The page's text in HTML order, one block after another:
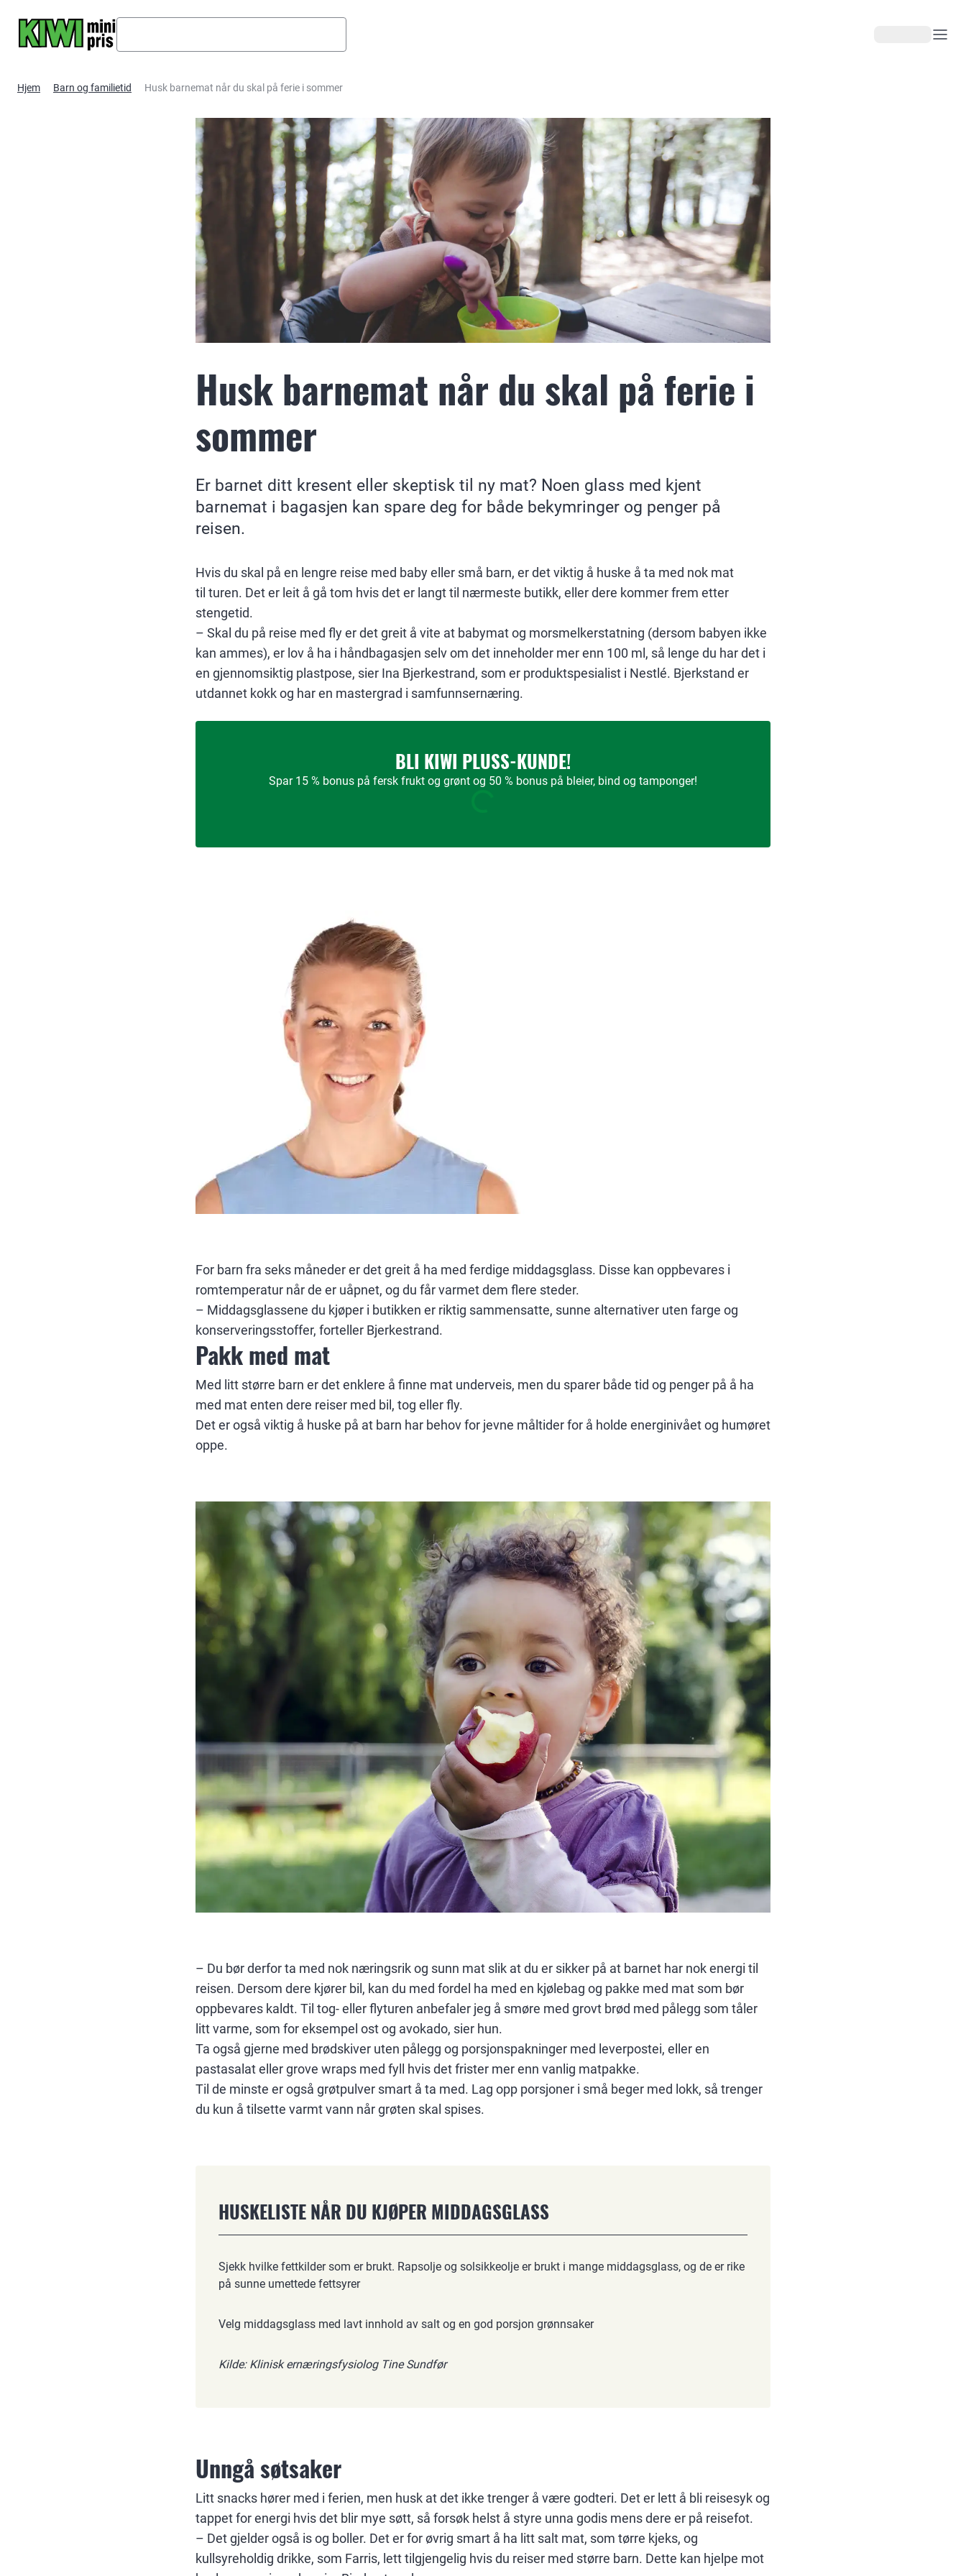
Hjem Barn og familietid Husk barnemat når du skal på ferie i sommer
Husk barnemat når du skal på ferie i
sommer
Er barnet ditt kresent eller skeptisk til ny mat? Noen glass med kjent
barnemat i bagasjen kan spare deg for både bekymringer og penger på
reisen.
Hvis du skal på en lengre reise med baby eller små barn, er det viktig å huske å ta med nok mat
til turen. Det er leit å gå tom hvis det er langt til nærmeste butikk, eller dere kommer frem etter
stengetid.
– Skal du på reise med fly er det greit å vite at babymat og morsmelkerstatning (dersom babyen ikke
kan ammes), er lov å ha i håndbagasjen selv om det inneholder mer enn 100 ml, så lenge du har det i
en gjennomsiktig plastpose, sier Ina Bjerkestrand, som er produktspesialist i Nestlé. Bjerkstand er
utdannet kokk og har en mastergrad i samfunnsernæring.
BLI KIWI PLUSS-KUNDE!
Spar 15 % bonus på fersk frukt og grønt og 50 % bonus på bleier, bind og tamponger!
For barn fra seks måneder er det greit å ha med ferdige middagsglass. Disse kan oppbevares i
romtemperatur når de er uåpnet, og du får varmet dem flere steder.
­­– Middagsglassene du kjøper i butikken er riktig sammensatte, sunne alternativer uten farge og
konserveringsstoffer, forteller Bjerkestrand.
Pakk med mat
Med litt større barn er det enklere å finne mat underveis, men du sparer både tid og penger på å ha
med mat enten dere reiser med bil, tog eller fly.
Det er også viktig å huske på at barn har behov for jevne måltider for å holde energinivået og humøret
oppe.
– Du bør derfor ta med nok næringsrik og sunn mat slik at du er sikker på at barnet har nok energi til
reisen. Dersom dere kjører bil, kan du med fordel ha med en kjølebag og pakke med mat som bør
oppbevares kaldt. Til tog- eller flyturen anbefaler jeg å smøre med grovt brød med pålegg som tåler
litt varme, som for eksempel ost og avokado, sier hun.
Ta også gjerne med brødskiver uten pålegg og porsjonspakninger med leverpostei, eller en
pastasalat eller grove wraps med fyll hvis det frister mer enn vanlig matpakke.
Til de minste er også grøtpulver smart å ta med. Lag opp porsjoner i små beger med lokk, så trenger
du kun å tilsette varmt vann når grøten skal spises.
HUSKELISTE NÅR DU KJØPER MIDDAGSGLASS
Sjekk hvilke fettkilder som er brukt. Rapsolje og solsikkeolje er brukt i mange middagsglass, og de er rike
på sunne umettede fettsyrer
Velg middagsglass med lavt innhold av salt og en god porsjon grønnsaker
Kilde: Klinisk ernæringsfysiolog Tine Sundfør
Unngå søtsaker
Litt snacks hører med i ferien, men husk at det ikke trenger å være godteri. Det er lett å bli reisesyk og
tappet for energi hvis det blir mye søtt, så forsøk helst å styre unna godis mens dere er på reisefot.
– Det gjelder også is og boller. Det er for øvrig smart å ha litt salt mat, som tørre kjeks, og
kullsyreholdig drikke, som Farris, lett tilgjengelig hvis du reiser med større barn. Dette kan hjelpe mot